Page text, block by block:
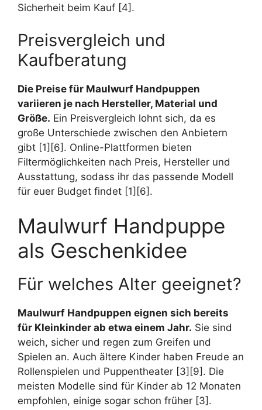
Sicherheit beim Kauf [4].
Preisvergleich und
Kaufberatung
Die Preise für Maulwurf Handpuppen
variieren je nach Hersteller, Material und
Größe. Ein Preisvergleich lohnt sich, da es
große Unterschiede zwischen den Anbietern
gibt [1][6]. Online-Plattformen bieten
Filtermöglichkeiten nach Preis, Hersteller und
Ausstattung, sodass ihr das passende Modell
für euer Budget findet [1][6].
Maulwurf Handpuppe
als Geschenkidee
Für welches Alter geeignet?
Maulwurf Handpuppen eignen sich bereits
für Kleinkinder ab etwa einem Jahr. Sie sind
weich, sicher und regen zum Greifen und
Spielen an. Auch ältere Kinder haben Freude an
Rollenspielen und Puppentheater [3][9]. Die
meisten Modelle sind für Kinder ab 12 Monaten
empfohlen, einige sogar schon früher [3].